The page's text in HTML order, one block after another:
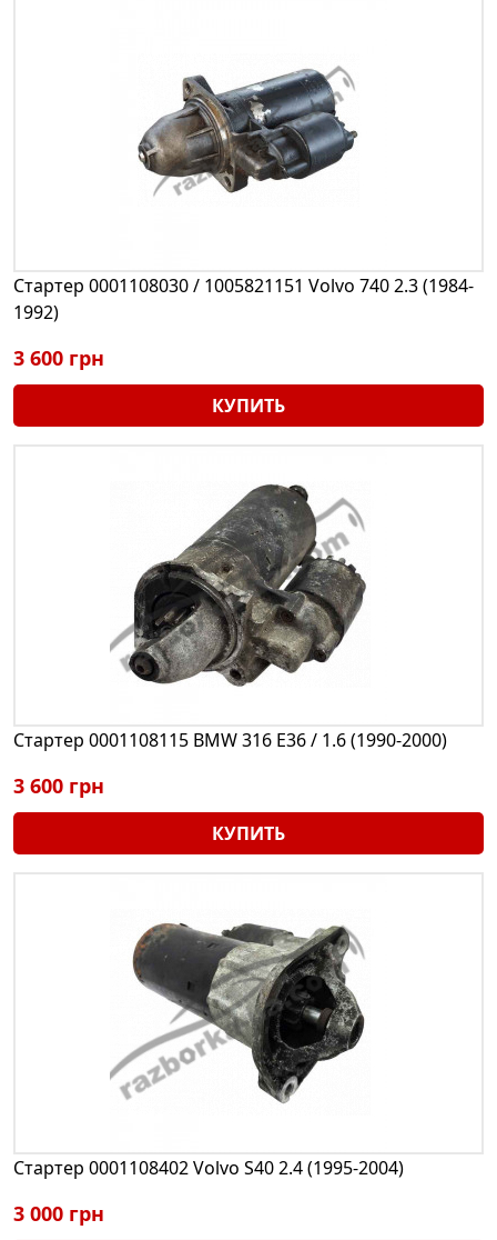
Стартер 0001108030 / 1005821151 Volvo 740 2.3 (1984-
1992)
3 600 грн
КУПИТЬ
Стартер 0001108115 BMW 316 E36 / 1.6 (1990-2000)
3 600 грн
КУПИТЬ
Стартер 0001108402 Volvo S40 2.4 (1995-2004)
3 000 грн